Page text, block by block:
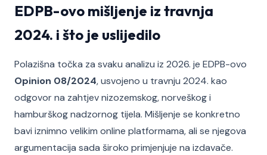
EDPB-ovo mišljenje iz travnja
2024. i što je uslijedilo
Polazišna točka za svaku analizu iz 2026. je EDPB-ovo
Opinion 08/2024, usvojeno u travnju 2024. kao
odgovor na zahtjev nizozemskog, norveškog i
hamburškog nadzornog tijela. Mišljenje se konkretno
bavi iznimno velikim online platformama, ali se njegova
argumentacija sada široko primjenjuje na izdavače.